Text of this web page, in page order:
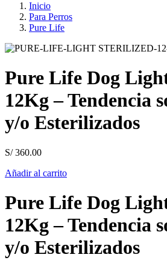
Inicio
Para Perros
Pure Life
Pure Life Dog
12Kg – Tendencia
y/o Esterilizados
S/360.00
Añadir al carrito
Pure Life Dog
12Kg – Tendencia
y/o Esterilizados